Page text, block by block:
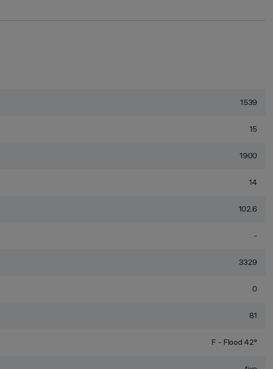
1539
15
1900
14
102.6
-
3329
0
81
F - Flood 42°